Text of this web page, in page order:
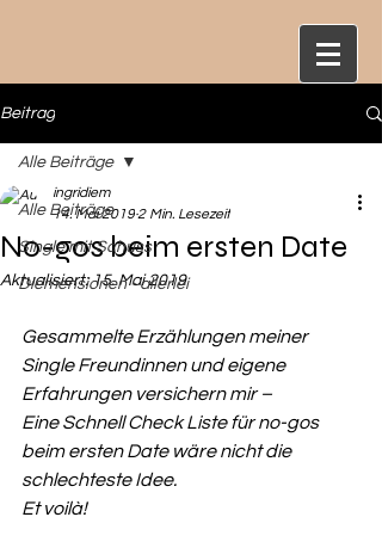
Beitrag
Alle Beiträge
Single mit Schuss
Diemensionen - allerlei
Alle Beiträge
No-gos beim ersten Date
ingridiem
14. Mai 20192 Min. Lesezeit
Aktualisiert:15. Mai 2019
Gesammelte Erzählungen meiner
Single Freundinnen und eigene
Erfahrungen versichern mir –
Eine Schnell Check Liste für no-gos
beim ersten Date wäre nicht die
schlechteste Idee.
Et voilà!